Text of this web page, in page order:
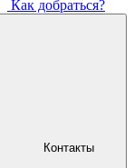
Как добраться?
Контакты